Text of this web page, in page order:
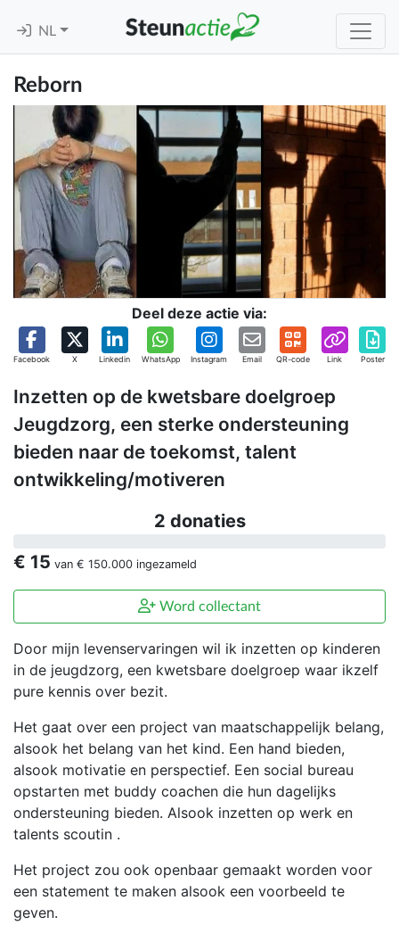
NL
Reborn
Deel deze actie via:
Facebook X Linkedin WhatsApp Instagram Email QR-code Link Poster
Inzetten op de kwetsbare doelgroep
Jeugdzorg, een sterke ondersteuning
bieden naar de toekomst, talent
ontwikkeling/motiveren
2 donaties
€ 15 van € 150.000 ingezameld
Word collectant
Door mijn levenservaringen wil ik inzetten op kinderen
in de jeugdzorg, een kwetsbare doelgroep waar ikzelf
pure kennis over bezit.
Het gaat over een project van maatschappelijk belang,
alsook het belang van het kind. Een hand bieden,
alsook motivatie en perspectief. Een social bureau
opstarten met buddy coachen die hun dagelijks
ondersteuning bieden. Alsook inzetten op werk en
talents scoutin .
Het project zou ook openbaar gemaakt worden voor
een statement te maken alsook een voorbeeld te
geven.